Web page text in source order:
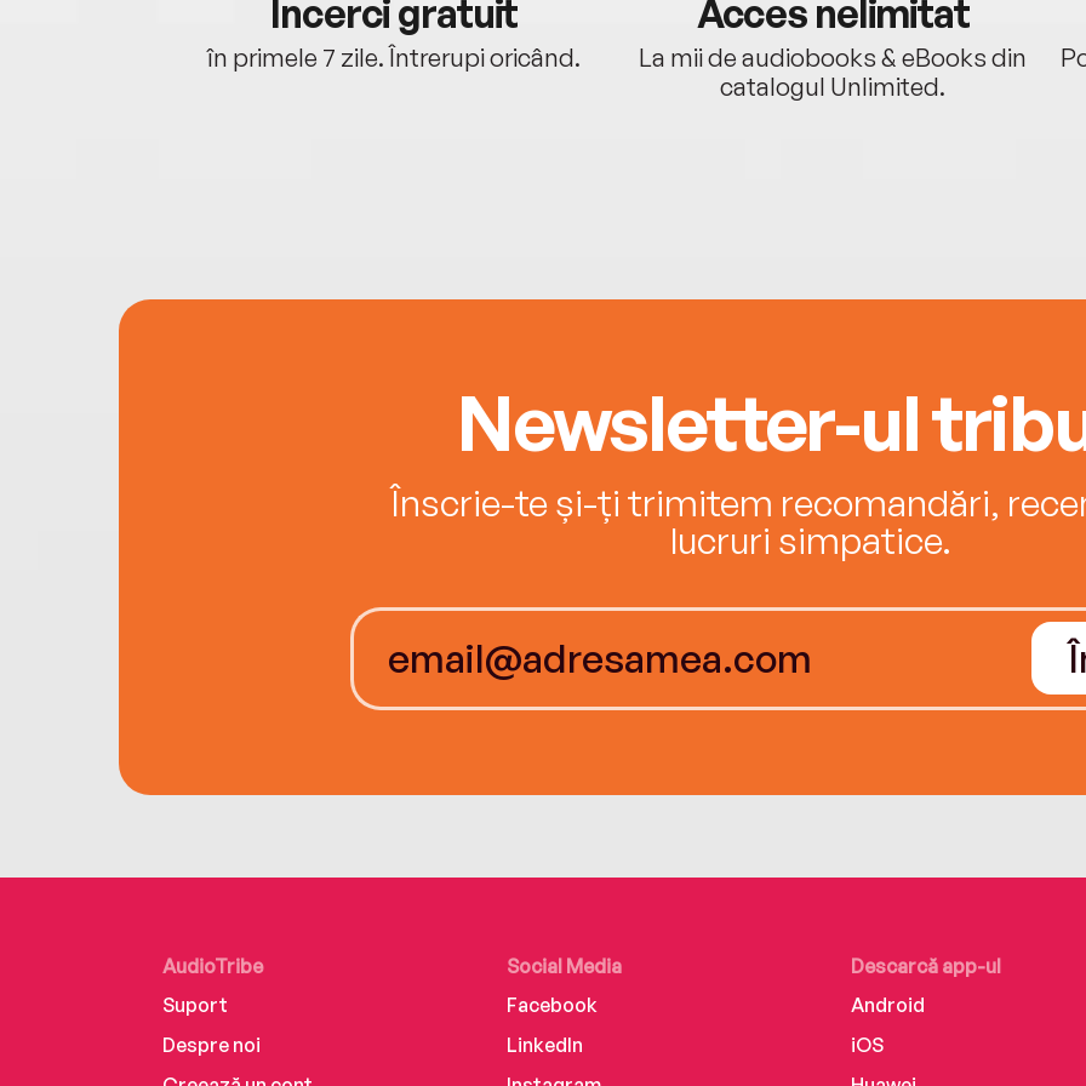
Încerci gratuit
în primele 7 zile. Întrerupi oricând.
Acces nelimitat
La mii de audiobooks & eBooks din
catalogul Unlimited.
Newsletter-ul
Înscrie-te și-ți trimitem recomandări,
lucruri simpatice.
AudioTribe
Suport
Despre noi
Social Media
Facebook
LinkedIn
Descarcă app-ul
Android
iOS